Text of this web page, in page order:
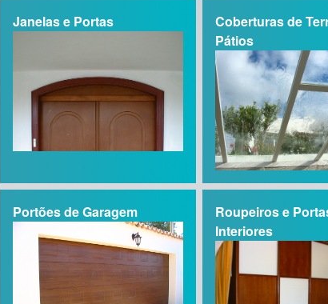
Janelas e Portas
Coberturas de
Pátios
Portões de Garagem
Roupeiros e
Interiores